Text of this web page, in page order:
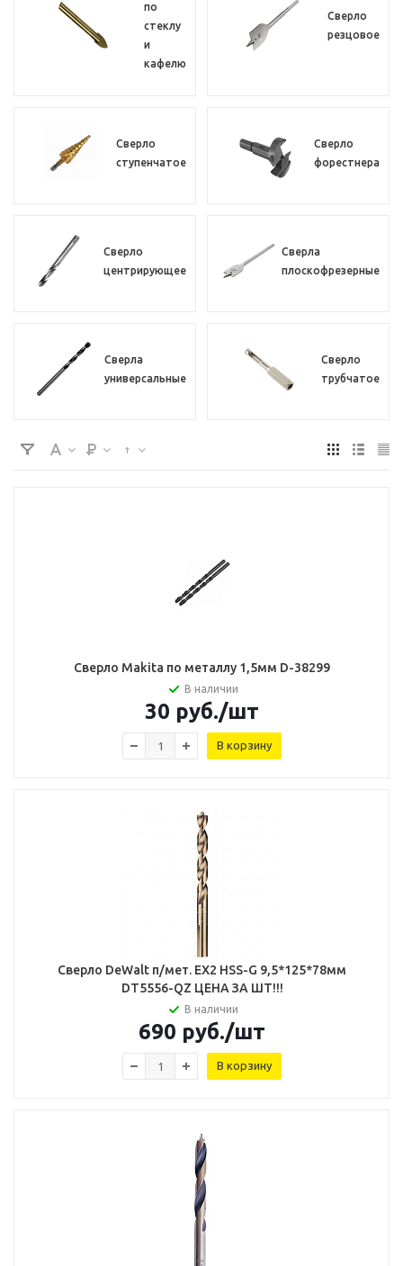
по
стеклу
и
кафелю
Сверло
резцовое
Сверло
ступенчатое
Сверло
форестнера
Сверло
центрирующее
Сверла
плоскофрезерные
Сверла
универсальные
Сверло
трубчатое
Сверло Makita по металлу 1,5мм D-38299
В наличии
30 руб./шт
В корзину
Сверло DeWalt п/мет. EX2 HSS-G 9,5*125*78мм
DT5556-QZ ЦЕНА ЗА ШТ!!!
В наличии
690 руб./шт
В корзину